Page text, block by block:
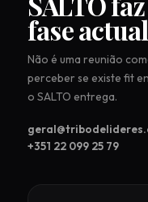
fase
Não é uma reunião
perceber se existe fit
o SALTO entrega.
+351 22 099 25 79